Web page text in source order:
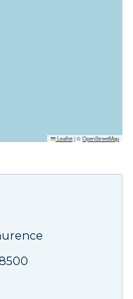
Leaflet|©OpenStreetMap